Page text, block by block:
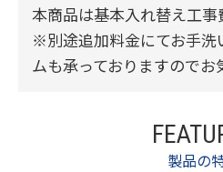
本商品は基本入れ替え工
※別途追加料金にてお手洗
ムも承っておりますので
製品の